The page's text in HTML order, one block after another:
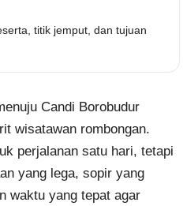
titik jemput, dan tujuan
Candi Borobudur
wisatawan rombongan.
perjalanan satu hari, tetapi
yang lega, sopir yang
waktu yang tepat agar